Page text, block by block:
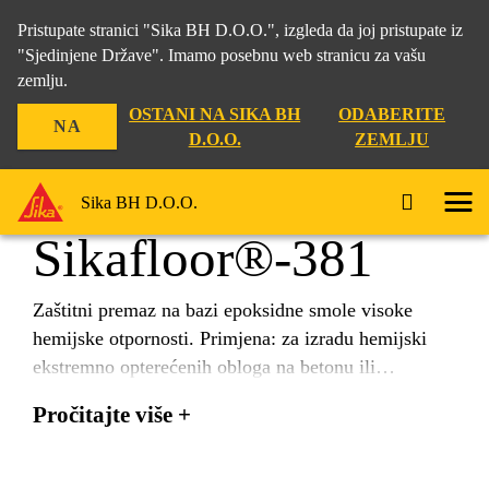
Pristupate stranici "Sika BH D.O.O.", izgleda da joj pristupate iz
"Sjedinjene Države". Imamo posebnu web stranicu za vašu
zemlju.
NA
OSTANI NA SIKA BH
D.O.O.
ODABERITE
ZEMLJU
Sika BH D.O.O.
... Sikafloor®-381
Sikafloor®-381
Zaštitni premaz na bazi epoksidne smole visoke
hemijske otpornosti. Primjena: za izradu hemijski
ekstremno opterećenih obloga na betonu ili
prikupljanje otpadnih voda, industrijskih podova,
Pročitajte više +